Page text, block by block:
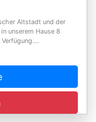
Altstadt und der
unserem Hause 8